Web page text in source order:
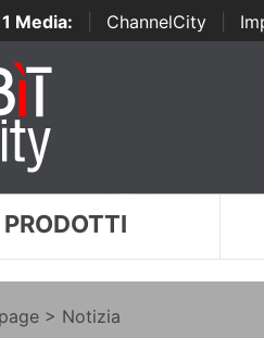
Media: ChannelCity
PRODOTTI
> Notizia